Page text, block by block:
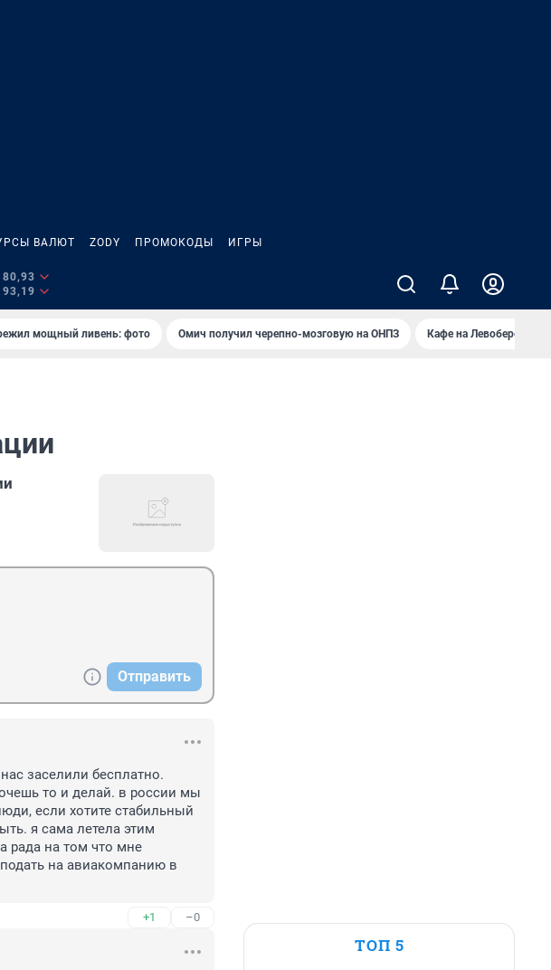
ВАЛЮТ ZODY ПРОМОКОДЫ ИГРЫ
80,93
93,19
мощный ливень: фото Омич получил черепно-мозговую на ОНПЗ Кафе на Левобережье
Отправить
заселили бесплатно.
то и делай. в россии мы
если хотите стабильный
я сама летела этим
рада на том что мне
на авиакомпанию в
+1 –0
ТОП 5